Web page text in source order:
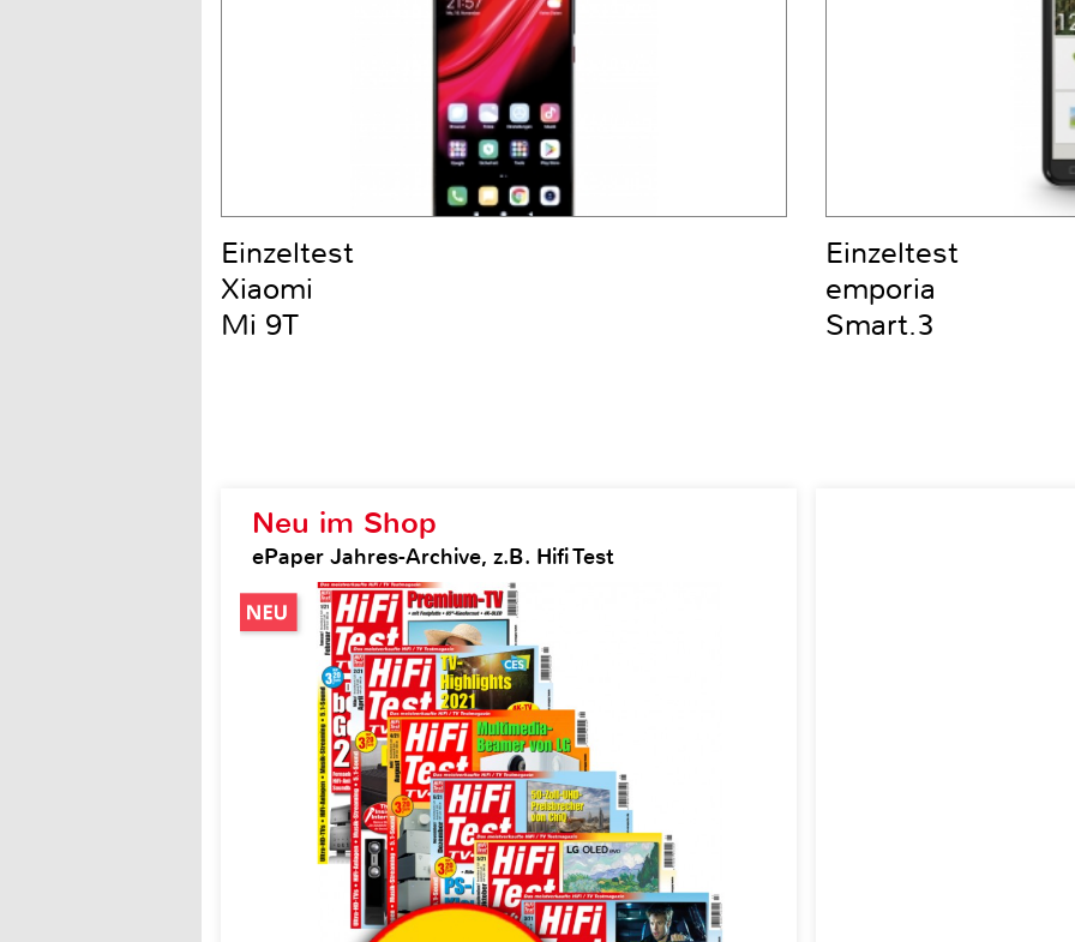
Neu im Shop
ePaper Jahres-Archive, z.B. Hifi Test
Einzeltest
Xiaomi
Mi 9T
Einzeltest
emporia
Smart.3